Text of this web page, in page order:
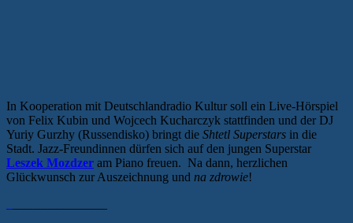
In Kooperation mit Deutschlandradio Kultur soll ein Live-Hörspiel
von Felix Kubin und Wojcech Kucharczyk stattfinden und der DJ
Yuriy Gurzhy (Russendisko) bringt die Shtetl Superstars in die
Stadt. Jazz-Freundinnen dürfen sich auf den jungen Superstar
Leszek Mozdzer am Piano freuen. Na dann, herzlichen
Glückwunsch zur Auszeichnung und na zdrowie!